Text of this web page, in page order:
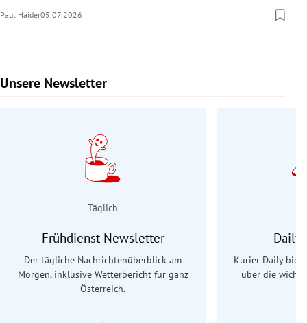
Paul Haider05.07.2026
Unsere Newsletter
Slide 1 von 9
Täglich
Frühdienst Newsletter
Der tägliche Nachrichtenüberblick am
Morgen, inklusive Wetterbericht für ganz
Österreich.
Daily
Kurier Daily
über die